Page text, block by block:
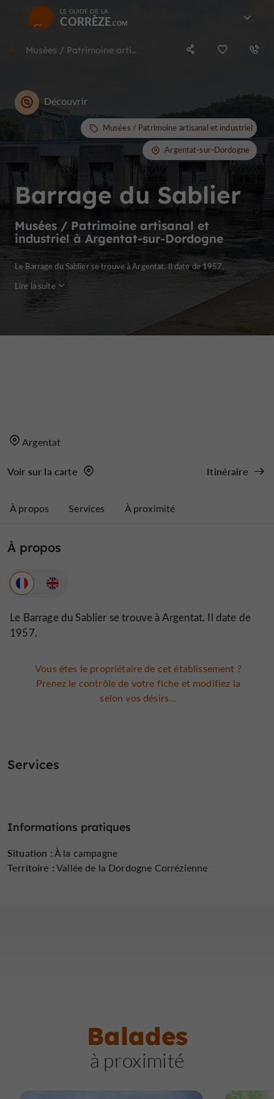
LE GUIDE DE LA
CORRÈZE
Musées / Patrimoine artisanal et industriel à Argentat-sur-Dordogne
Barrage du Sablier
Musées / Patrimoine artisanal et
industriel à Argentat-sur-Dordogne
Découvrir
Musées / Patrimoine artisanal et industriel
Argentat-sur-Dordogne
Le Barrage du Sablier se trouve à Argentat. Il date de 1957.
Lire la suite
Argentat
Voir sur la carte Itinéraire
À propos Services À proximité
À propos
Le Barrage du Sablier se trouve à Argentat. Il date de
1957.
Vous êtes le propriétaire de cet établissement ?
Prenez le contrôle de votre fiche et modifiez la
selon vos désirs...
Services
Informations pratiques
Situation :À la campagne
Territoire :Vallée de la Dordogne Corrézienne
Balades
à proximité